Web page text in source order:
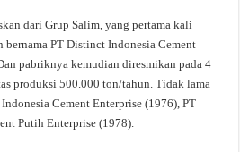
dari Grup Salim, yang pertama kali
bernama PT Distinct Indonesia Cement
pabriknya kemudian diresmikan pada 4
produksi 500.000 ton/tahun. Tidak lama
Cement Enterprise (1976), PT
Putih Enterprise (1978).